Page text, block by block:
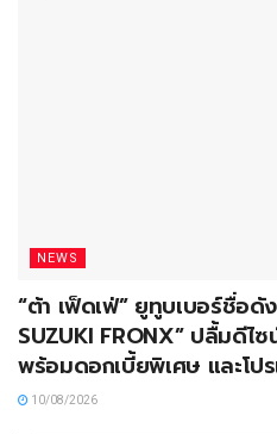
NEWS
“ต้า เฟ็ดเฟ่” ยูทูบเบอร์ชื่อดั
SUZUKI FRONX” ปลื้มดีไ
พร้อมดอกเบี้ยพิเศษ และโป
10/08/2026